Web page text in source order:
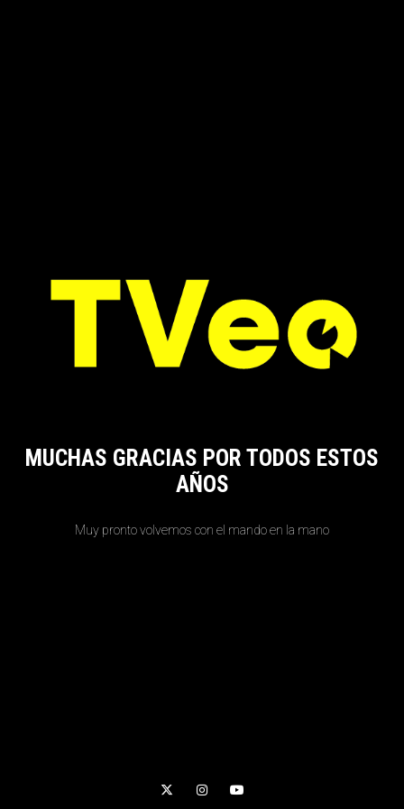
MUCHAS GRACIAS POR TODOS ESTOS
AÑOS
Muy pronto volvemos con el mando en la mano